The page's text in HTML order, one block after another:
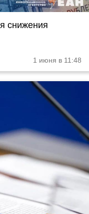
снижения
1 июня в 11:48